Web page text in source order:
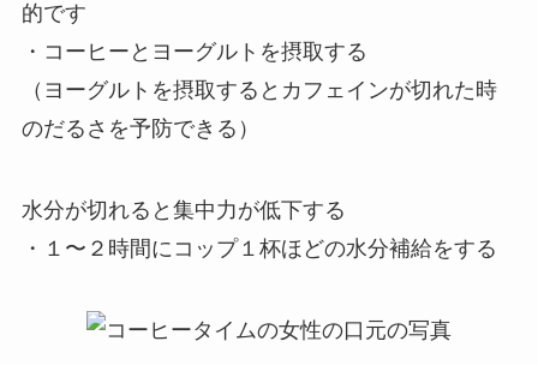
的です
・コーヒーとヨーグルトを摂取する
（ヨーグルトを摂取するとカフェインが切れた時
のだるさを予防できる）
水分が切れると集中力が低下する
・１〜２時間にコップ１杯ほどの水分補給をする